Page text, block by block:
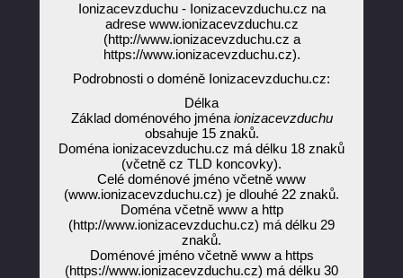
Ionizacevzduchu - Ionizacevzduchu.cz na
adrese www.ionizacevzduchu.cz
(http://www.ionizacevzduchu.cz a
https://www.ionizacevzduchu.cz).
Podrobnosti o doméně Ionizacevzduchu.cz:
Délka
Základ doménového jména ionizacevzduchu
obsahuje 15 znaků.
Doména ionizacevzduchu.cz má délku 18 znaků
(včetně cz TLD koncovky).
Celé doménové jméno včetně www
(www.ionizacevzduchu.cz) je dlouhé 22 znaků.
Doména včetně www a http
(http://www.ionizacevzduchu.cz) má délku 29
znaků.
Doménové jméno včetně www a https
(https://www.ionizacevzduchu.cz) má délku 30